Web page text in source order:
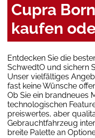
Cupra
kaufen
Entdecken Sie die
SchwedtO und sichern
Unser vielfältiges
fast keine Wünsche
Ob Sie ein brandneues
technologischen
preiswertes, aber
Gebrauchtfahrzeug
breite Palette an